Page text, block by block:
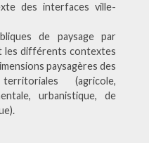
des interfaces ville-
de paysage par
les différents contextes
paysagères des
(agricole,
urbanistique, de